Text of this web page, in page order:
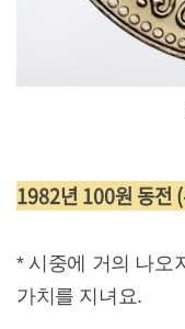
1982년 100원 동전
* 시중에 거의 나오
가치를 지녀요.